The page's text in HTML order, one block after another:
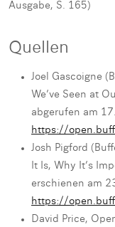
Ausgabe, S. 165)
Quellen
Joel Gascoigne
We’ve Seen at
abgerufen am
https://
Josh Pigford
It Is, Why It’s
erschienen am
https://
David Price,